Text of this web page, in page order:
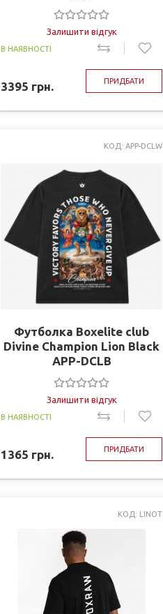
Залишити відгук
В НАЯВНОСТІ
3395 грн. ПРИДБАТИ
КОД: APP-DCLW
Футболка Boxelite club
Divine Champion Lion Black
APP-DCLB
Залишити відгук
В НАЯВНОСТІ
1365 грн. ПРИДБАТИ
КОД: LINOT